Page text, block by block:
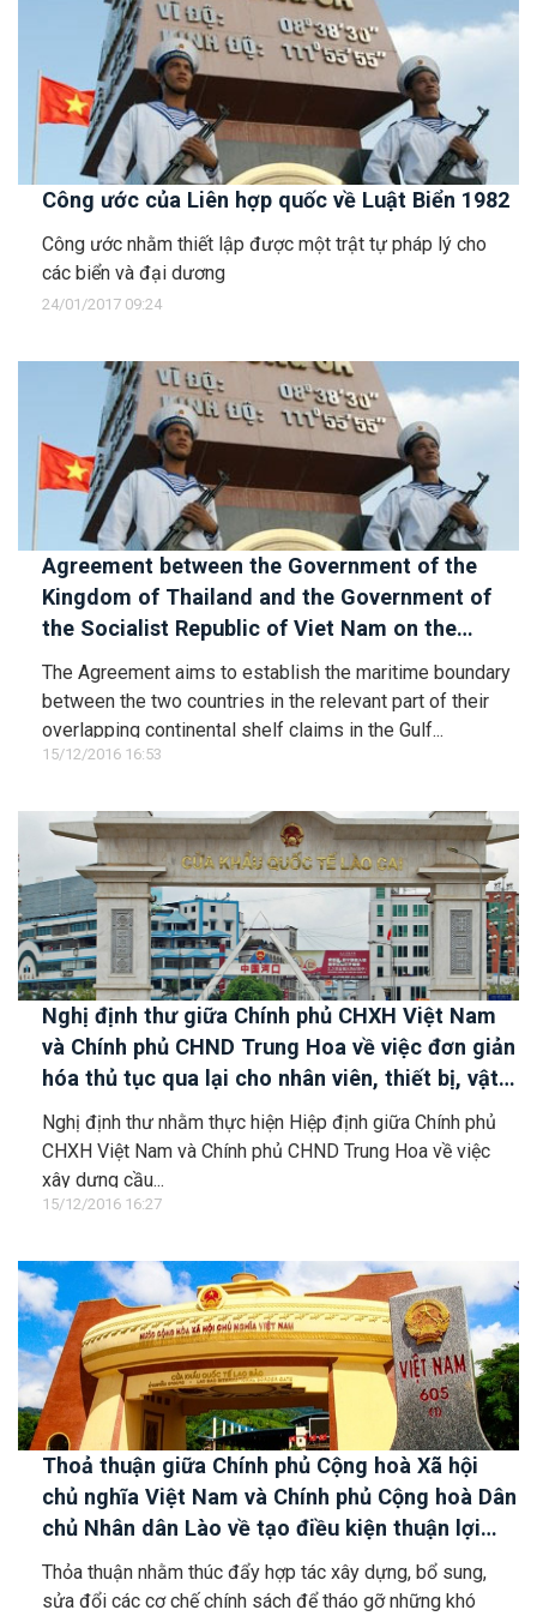
Công ước của Liên hợp quốc về Luật Biển 1982
Công ước nhằm thiết lập được một trật tự pháp lý cho
các biển và đại dương
24/01/2017 09:24
Agreement between the Government of the
Kingdom of Thailand and the Government of
the Socialist Republic of Viet Nam on the
delimitation of the maritime boundary between
the two countries in the Gulf of Thailand
The Agreement aims to establish the maritime boundary
between the two countries in the relevant part of their
overlapping continental shelf claims in the Gulf...
15/12/2016 16:53
Nghị định thư giữa Chính phủ CHXH Việt Nam
và Chính phủ CHND Trung Hoa về việc đơn giản
hóa thủ tục qua lại cho nhân viên, thiết bị, vật
liệu, phương tiện thi công để cùng xây dựng
cầu đường bộ qua sông Nậm Thi tại cửa khẩu
Lào Cai - Hà Khẩu
Nghị định thư nhằm thực hiện Hiệp định giữa Chính phủ
CHXH Việt Nam và Chính phủ CHND Trung Hoa về việc
xây dựng cầu...
15/12/2016 16:27
Thoả thuận giữa Chính phủ Cộng hoà Xã hội
chủ nghĩa Việt Nam và Chính phủ Cộng hoà Dân
chủ Nhân dân Lào về tạo điều kiện thuận lợi
cho người, phương tiện và hàng hoá qua lại
biên giới giữa hai nước
Thỏa thuận nhằm thúc đẩy hợp tác xây dựng, bổ sung,
sửa đổi các cơ chế chính sách để tháo gỡ những khó